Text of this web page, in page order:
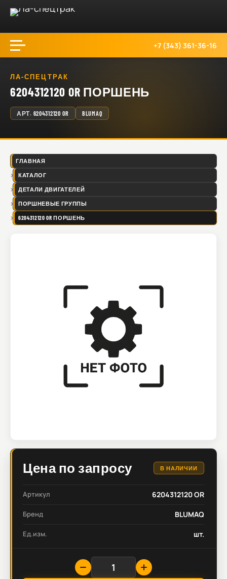
+7 (343) 361-36-16
ЛА-СПЕЦТРАК
6204312120 OR ПОРШЕНЬ
АРТ. 6204312120 OR BLUMAQ
ГЛАВНАЯ
КАТАЛОГ
ДЕТАЛИ ДВИГАТЕЛЕЙ
ПОРШНЕВЫЕ ГРУППЫ
6204312120 OR ПОРШЕНЬ
Цена по запросу В НАЛИЧИИ
Артикул 6204312120 OR
Бренд BLUMAQ
Ед.изм. шт.